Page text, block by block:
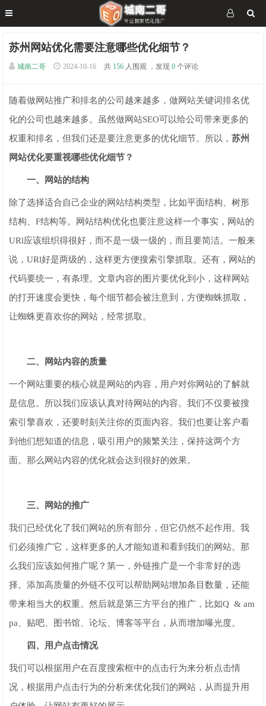
苏州网站优化需要注意哪些优化细节？
城南二哥 2024-10-16 共 156 人围观 ，发现 0 个评论
随着做网站推广和排名的公司越来越多，做网站关键词排名优
化的公司也越来越多。虽然做网站SEO可以给公司带来更多的
权重和排名，但我们还是要注意更多的优化细节。所以，苏州
网站优化要重视哪些优化细节？
一、网站的结构
除了选择适合自己企业的网站结构类型，比如平面结构、树形
结构、F结构等。网站结构优化也要注意这样一个事实，网站的
URl应该组织得很好，而不是一级一级的，而且要简洁。一般来
说，URl好是两级的，这样更方便搜索引擎抓取。还有，网站的
代码要统一，有条理。文章内容的图片要优化到小，这样网站
的打开速度会更快，每个细节都会被注意到，方便蜘蛛抓取，
让蜘蛛更喜欢你的网站，经常抓取。
二、网站内容的质量
一个网站重要的核心就是网站的内容，用户对你网站的了解就
是信息。所以我们应该认真对待网站的内容。我们不仅要被搜
索引擎喜欢，还要时刻关注你的页面内容。我们也要让客户看
到他们想知道的信息，吸引用户的频繁关注，保持这两个方
面。那么网站内容的优化就会达到很好的效果。
三、网站的推广
我们已经优化了我们网站的所有部分，但它仍然不起作用。我
们必须推广它，这样更多的人才能知道和看到我们的网站。那
么我们应该如何推广呢？第一，外链推广是一个非常好的选
择。添加高质量的外链不仅可以帮助网站增加条目数量，还能
带来相当大的权重。然后就是第三方平台的推广，比如Q & am
pa、贴吧、图书馆、论坛、博客等平台，从而增加曝光度。
四、用户点击情况
我们可以根据用户在百度搜索框中的点击行为来分析点击情
况，根据用户点击行为的分析来优化我们的网站，从而提升用